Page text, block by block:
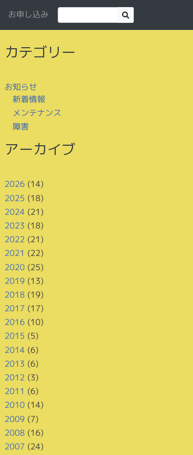
お申し込み
カテゴリー
お知らせ
新着情報
メンテナンス
障害
アーカイブ
2026 (14)
2025 (18)
2024 (21)
2023 (18)
2022 (21)
2021 (22)
2020(25)
2019 (13)
2018 (19)
2017 (17)
2016 (10)
2015 (5)
2014 (6)
2013 (6)
2012 (3)
2011 (6)
2010(14)
2009 (7)
2008 (16)
2007 (24)